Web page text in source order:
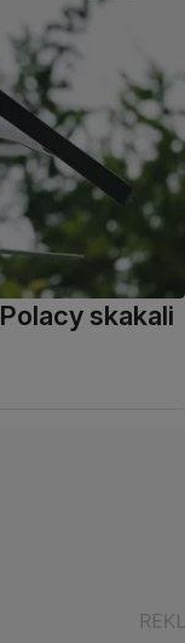
skakali